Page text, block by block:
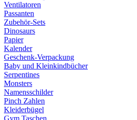
Ventilatoren
Passanten
Zubehör-Sets
Dinosaurs
Papier
Kalender
Geschenk-Verpackung
Baby und Kleinkindbücher
Serpentines
Monsters
Namensschilder
Pinch Zahlen
Kleiderbügel
Gym Taschen